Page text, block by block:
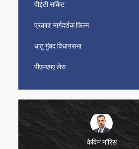
पीईटी सर्किट
प्रकाश मार्गदर्शक फिल्म
धातु गुंबद विधानसभा
पीएमएमए लेंस
केविन नॉरिस